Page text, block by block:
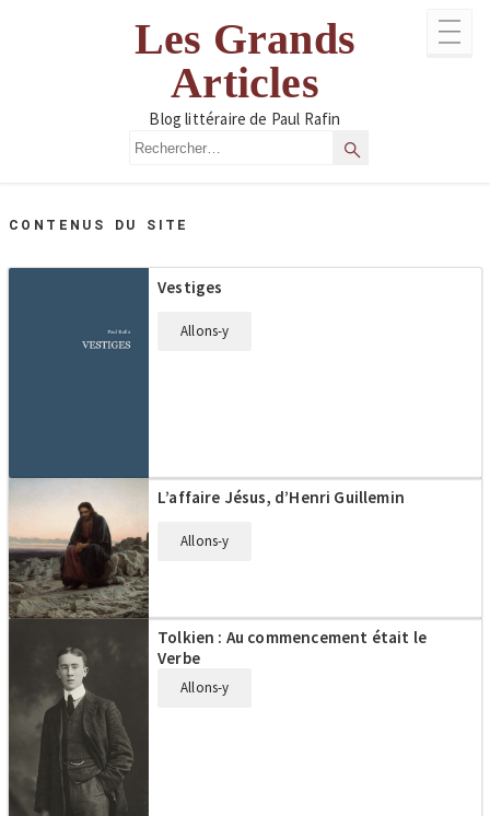
Les Grands
Articles
Blog littéraire de Paul Rafin
Rechercher Rechercher
CONTENUS DU SITE
Vestiges
Allons-y
L’affaire Jésus, d’Henri Guillemin
Allons-y
Tolkien : Au commencement était le
Verbe
Allons-y